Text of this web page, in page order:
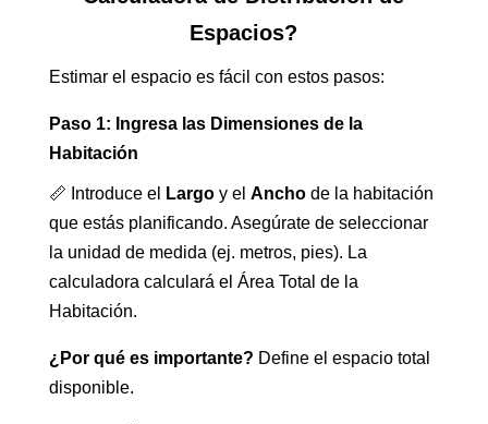
Espacios?
Estimar el espacio es fácil con estos pasos:
Paso 1: Ingresa las Dimensiones de la
Habitación
📏 Introduce el Largoy el Anchode la habitación
que estás planificando. Asegúrate de seleccionar
la unidad de medida (ej. metros, pies). La
calculadora calculará el Área Total de la
Habitación.
¿Por qué es importante? Define el espacio total
disponible.